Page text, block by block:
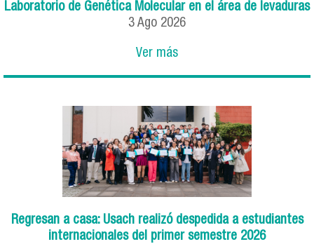
Laboratorio de Genética Molecular en el área de levaduras
3 Ago 2026
Ver más
Regresan a casa: Usach realizó despedida a estudiantes
internacionales del primer semestre 2026